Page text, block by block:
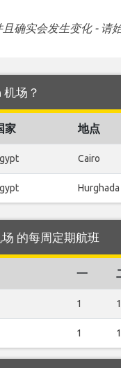
确实会发生变化 - 请
场？
家 地点
Cairo
Hurghada
的每周定期航班
一
1 1
1 1